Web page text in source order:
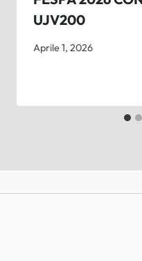
UJV200
Aprile 1, 2026